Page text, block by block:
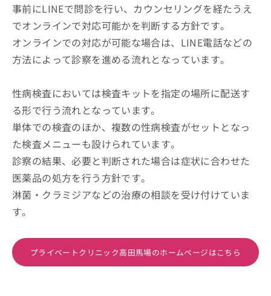
事前にLINEで問診を行い、カウンセリングを経たうえ
でオンラインで対応可能かを判断する方針です。
オンラインでの対応が可能な場合は、LINE電話などの
方法によって診察を進める流れとなっています。
性病検査においては検査キットを指定の場所に配送す
る形で行う流れとなっています。
単体での検査のほか、複数の性病検査がセットとなっ
た検査メニューも設けられています。
診察の結果、必要と判断された場合は症状に合わせた
医薬品の処方を行う方針です。
淋菌・クラミジアなどの治療の相談を受け付けていま
す。
プライベートクリニック高田馬場のホームページはこちら